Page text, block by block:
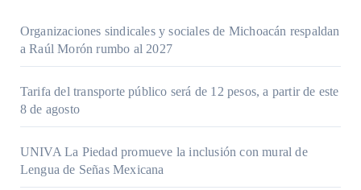
Organizaciones sindicales y sociales de Michoacán respaldan
a Raúl Morón rumbo al 2027
Tarifa del transporte público será de 12 pesos, a partir de este
8 de agosto
UNIVA La Piedad promueve la inclusión con mural de
Lengua de Señas Mexicana